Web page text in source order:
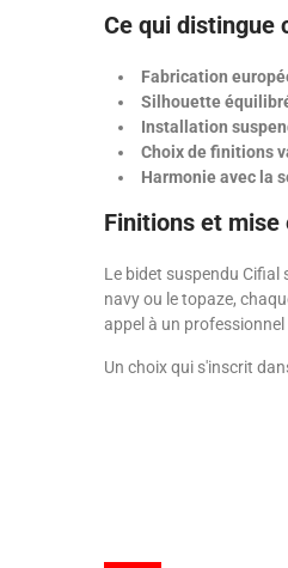
Ce qui distingue
Fabrication
Silhouette
Installation
Choix de finitions
Harmonie avec la
Finitions et
Le bidet suspendu Cifial
navy ou le topaze,
appel à un
Un choix qui s'inscrit